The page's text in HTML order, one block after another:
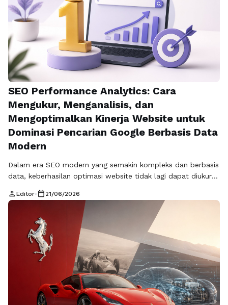
SEO Performance Analytics: Cara
Mengukur, Menganalisis, dan
Mengoptimalkan Kinerja Website untuk
Dominasi Pencarian Google Berbasis Data
Modern
Dalam era SEO modern yang semakin kompleks dan berbasis
data, keberhasilan optimasi website tidak lagi dapat diukur
pendekatan yang lebih sistematis dan terukur untuk
memahami bagaimana sebuah website benar-benar bekerja
dalam ekosistem mesin pencari. Inilah yang disebut sebagai
SEO performance analytics, yaitu proses mengukur,
menganalisis, dan mengoptimalkan kinerja …
Selengkapnya
person Editor• calendar_today 21/06/2026